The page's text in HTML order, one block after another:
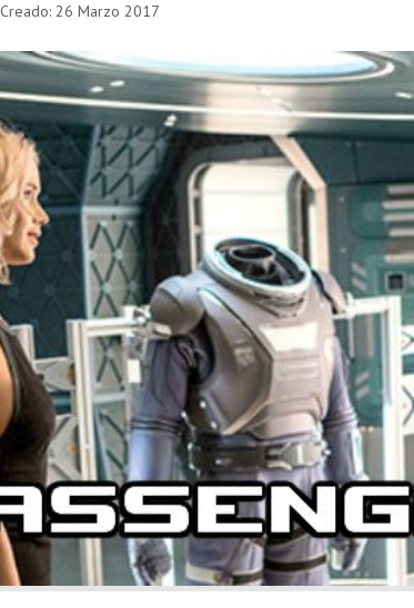
Creado: 26 Marzo 2017